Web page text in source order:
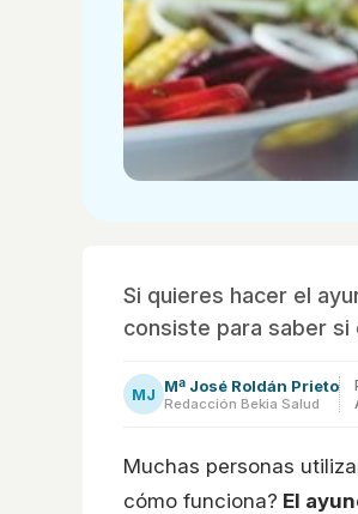
Si quieres hacer el
consiste para saber si
MJ Mª José Roldán Prieto
Redacción Bekia Salud
Muchas personas
cómo funciona? El